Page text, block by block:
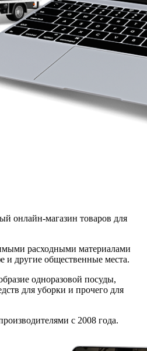
онлайн-магазин товаров для
расходными материалами
и другие общественные места.
одноразовой посуды,
для уборки и прочего для
с 2008 года.